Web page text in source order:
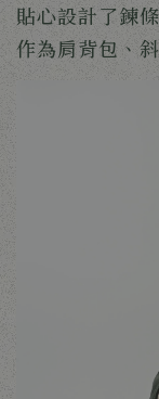
貼心設計了鍊
作為肩背包、